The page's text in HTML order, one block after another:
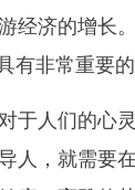
经济的增长
有非常重要的
人们的心灵
人，就需要